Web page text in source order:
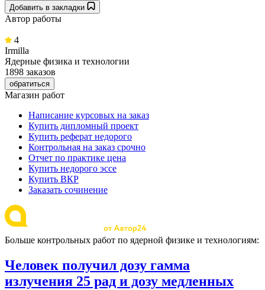
Добавить в закладки
Автор работы
4
Irmilla
Ядерные физика и технологии
1898 заказов
обратиться
Магазин работ
Написание курсовых на заказ
Купить дипломный проект
Купить реферат недорого
Контрольная на заказ срочно
Отчет по практике цена
Купить недорого эссе
Купить ВКР
Заказать сочинение
Больше контрольных работ по ядерной физике и технологиям:
Человек получил дозу гамма
излучения 25 рад и дозу медленных